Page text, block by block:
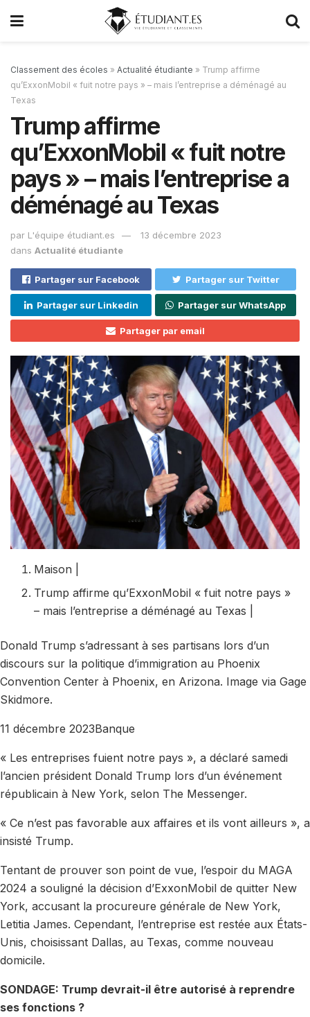
Classement des écoles » Actualité étudiante » Trump affirme
qu’ExxonMobil « fuit notre pays » – mais l’entreprise a déménagé au
Texas
Trump affirme
qu’ExxonMobil « fuit notre
pays » – mais l’entreprise a
déménagé au Texas
par L'équipe étudiant.es
13 décembre 2023
dans Actualité étudiante
Partager sur Facebook Partager sur Twitter
Partager sur Linkedin Partager sur WhatsApp
Partager par email
Maison
Trump affirme qu’ExxonMobil « fuit notre pays »
– mais l’entreprise a déménagé au Texas
Donald Trump s’adressant à ses partisans lors d’un
discours sur la politique d’immigration au Phoenix
Convention Center à Phoenix, en Arizona. Image via Gage
Skidmore.
11 décembre 2023Banque
« Les entreprises fuient notre pays », a déclaré samedi
l’ancien président Donald Trump lors d’un événement
républicain à New York, selon The Messenger.
« Ce n’est pas favorable aux affaires et ils vont ailleurs », a
insisté Trump.
Tentant de prouver son point de vue, l’espoir du MAGA
2024 a souligné la décision d’ExxonMobil de quitter New
York, accusant la procureure générale de New York,
Letitia James. Cependant, l’entreprise est restée aux États-
Unis, choisissant Dallas, au Texas, comme nouveau
domicile.
SONDAGE: Trump devrait-il être autorisé à reprendre
ses fonctions ?